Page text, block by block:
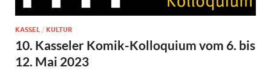
KASSEL / KULTUR
10. Kasseler Komik-Kolloquium vom 6. bis
12. Mai 2023